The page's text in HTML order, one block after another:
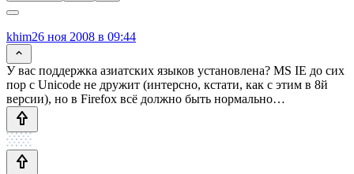
khim26 ноя 2008 в 09:44
У вас поддержка азиатских языков установлена? MS IE до сих
пор с Unicode не дружит (интерсно, кстати, как с этим в 8й
версии), но в Firefox всё должно быть нормально…